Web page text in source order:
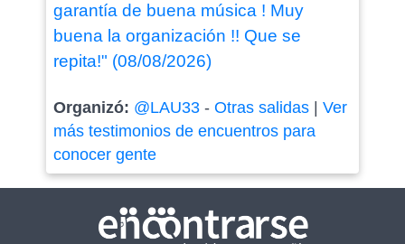
garantía de buena música ! Muy
buena la organización !! Que se
repita!" (08/08/2026)
Organizó: @LAU33- Otras salidas| Ver
más testimonios de encuentros para
conocer gente